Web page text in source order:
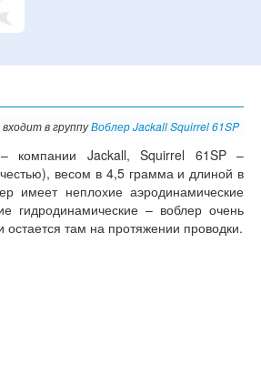
входит в группуВоблер Jackall Squirrel 61SP
– компании Jackall, Squirrel 61SP –
весом в 4,5 грамма и длиной в
имеет неплохие аэродинамические
гидродинамические – воблер очень
там на протяжении проводки.